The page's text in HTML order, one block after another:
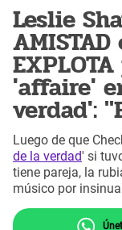
Leslie
'affaire'
verdad':
Luego de que
de la verdad' si
tiene pareja, la
músico por